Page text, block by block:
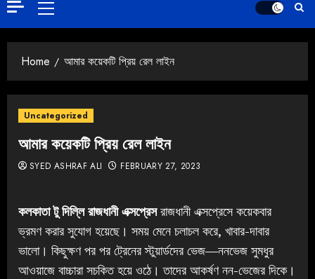
Home আমার কয়েকটি প্রিয় রেল লাইন
Uncategorized
আমার কয়েকটি প্রিয় রেল লাইন
SYED ASHRAF ALI FEBRUARY 27, 2023
কলকাতা টু দিল্লি রাজধানী এক্সপ্রেসরাজধানী এক্সপ্রেসে কয়েকবার
ভ্রমণ করার সুযোগ হয়েছে। সময় মেনে চলাচল করে, খাবার-দাবার
ভালো। কিছুক্ষণ পর পর ট্রেনের স্টুয়ার্ডদের ভেজ—ননভেজ সুমধুর
আওয়াজে বাচ্চারা সচকিত হয়ে ওঠে। তাদের আকর্ষণ নন-ভেজের দিকে।